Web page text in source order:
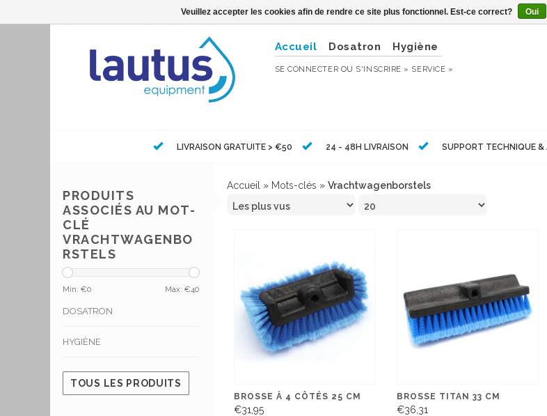
Accueil Dosatron Hygiène
SE CONNECTER OU S'INSCRIRE » SERVICE »
LIVRAISON GRATUITE > €50 24 - 48H LIVRAISON SUPPORT TECHNIQUE &
PRODUITS
ASSOCIÉS AU MOT-
CLÉ
VRACHTWAGENBO
RSTELS
Min: €0 Max: €40
DOSATRON
HYGIÈNE
TOUS LES PRODUITS
Accueil » Mots-clés » Vrachtwagenborstels
BROSSE À 4 CÔTÉS 25 CM
€31,95
BROSSE TITAN 33 CM
€36,31
Veuillez accepter les cookies afin de rendre ce site plus fonctionnel. Est-ce correct? Oui